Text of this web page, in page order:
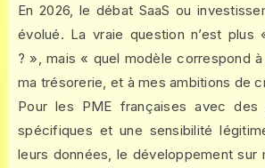
En 2026, le débat SaaS ou
évolué. La vraie question n’est plus
? », mais « quel modèle correspond
ma trésorerie, et à mes ambitions de
Pour les PME françaises avec des
spécifiques et une sensibilité
leurs données, le développement sur